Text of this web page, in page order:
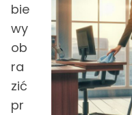
bie
wy
ob
ra
zić
pr